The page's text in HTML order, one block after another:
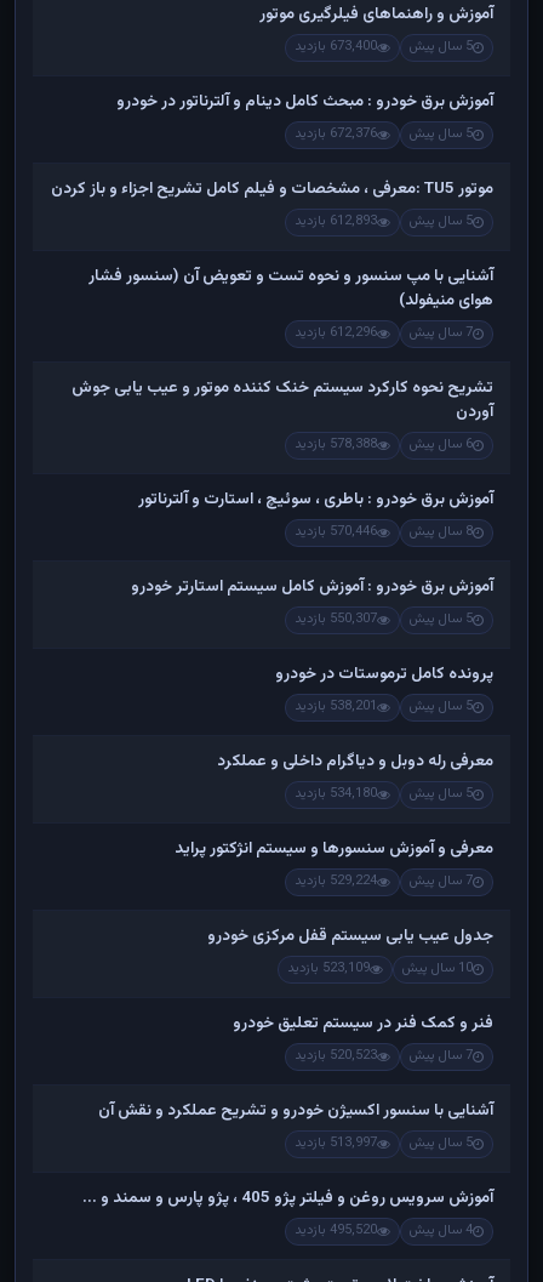
آموزش و راهنماهای فیلرگیری موتور
5 سال پیش 673,400 بازدید
آموزش برق خودرو : مبحث کامل دینام و آلترناتور در خودرو
5 سال پیش 672,376 بازدید
موتور TU5 :معرفی ، مشخصات و فیلم کامل تشریح اجزاء و باز کردن
5 سال پیش 612,893 بازدید
آشنایی با مپ سنسور و نحوه تست و تعویض آن (سنسور فشار
هوای منیفولد)
7 سال پیش 612,296 بازدید
تشریح نحوه کارکرد سیستم خنک کننده موتور و عیب یابی جوش
آوردن
6 سال پیش 578,388 بازدید
آموزش برق خودرو : باطری ، سوئیچ ، استارت و آلترناتور
8 سال پیش 570,446 بازدید
آموزش برق خودرو : آموزش کامل سیستم استارتر خودرو
5 سال پیش 550,307 بازدید
پرونده کامل ترموستات در خودرو
5 سال پیش 538,201 بازدید
معرفی رله دوبل و دیاگرام داخلی و عملکرد
5 سال پیش 534,180 بازدید
معرفی و آموزش سنسورها و سیستم انژکتور پراید
7 سال پیش 529,224 بازدید
جدول عیب یابی سیستم قفل مرکزی خودرو
10 سال پیش 523,109 بازدید
فنر و کمک فنر در سیستم تعلیق خودرو
7 سال پیش 520,523 بازدید
آشنایی با سنسور اکسیژن خودرو و تشریح عملکرد و نقش آن
5 سال پیش 513,997 بازدید
آموزش سرویس روغن و فیلتر پژو 405 ، پژو پارس و سمند و ...
4 سال پیش 495,520 بازدید